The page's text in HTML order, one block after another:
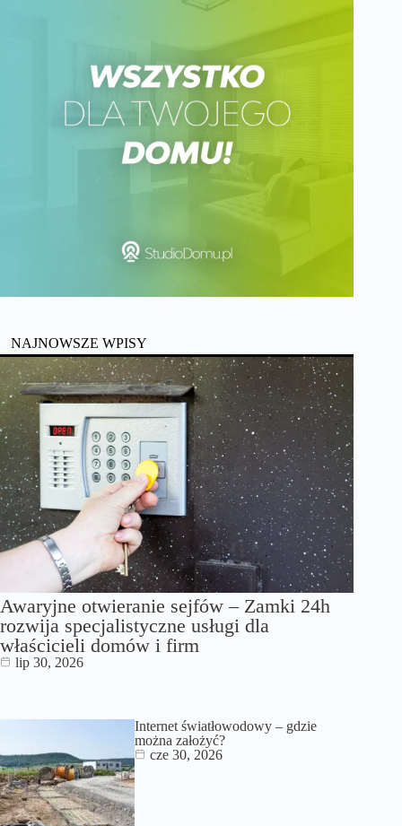
NAJNOWSZE WPISY
Awaryjne otwieranie sejfów – Zamki 24h
rozwija specjalistyczne usługi dla
właścicieli domów i firm
lip 30, 2026
Internet światłowodowy – gdzie
można założyć?
cze 30, 2026